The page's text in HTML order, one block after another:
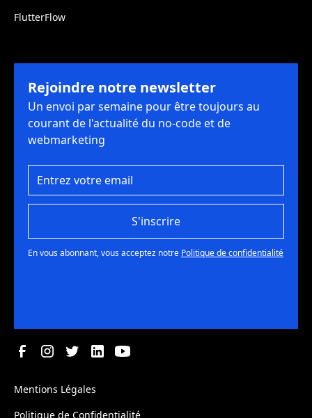
FlutterFlow
Rejoindre notre newsletter
Un envoi par semaine pour être toujours au
courant de l'actualité du no-code et de
webmarketing
S'inscrire
En vous abonnant, vous acceptez notre Politique de confidentialité
Mentions Légales
Politique de Confidentialité